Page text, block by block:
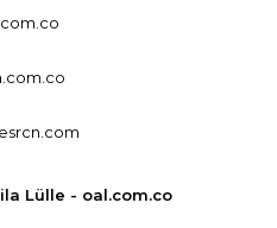
Lülle - oal.com.co